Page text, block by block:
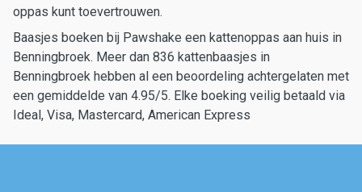
oppas kunt toevertrouwen.
Baasjes boeken bij Pawshake een kattenoppas aan huis in
Benningbroek. Meer dan 836 kattenbaasjes in
Benningbroek hebben al een beoordeling achtergelaten met
een gemiddelde van 4.95/5. Elke boeking veilig betaald via
Ideal, Visa, Mastercard, American Express